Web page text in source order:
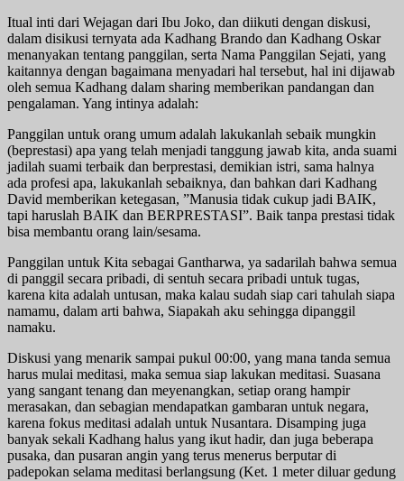
Itual inti dari Wejagan dari Ibu Joko, dan diikuti dengan diskusi,
dalam disikusi ternyata ada Kadhang Brando dan Kadhang Oskar
menanyakan tentang panggilan, serta Nama Panggilan Sejati, yang
kaitannya dengan bagaimana menyadari hal tersebut, hal ini dijawab
oleh semua Kadhang dalam sharing memberikan pandangan dan
pengalaman. Yang intinya adalah:
Panggilan untuk orang umum adalah lakukanlah sebaik mungkin
(beprestasi) apa yang telah menjadi tanggung jawab kita, anda suami
jadilah suami terbaik dan berprestasi, demikian istri, sama halnya
ada profesi apa, lakukanlah sebaiknya, dan bahkan dari Kadhang
David memberikan ketegasan, ”Manusia tidak cukup jadi BAIK,
tapi haruslah BAIK dan BERPRESTASI”. Baik tanpa prestasi tidak
bisa membantu orang lain/sesama.
Panggilan untuk Kita sebagai Gantharwa, ya sadarilah bahwa semua
di panggil secara pribadi, di sentuh secara pribadi untuk tugas,
karena kita adalah untusan, maka kalau sudah siap cari tahulah siapa
namamu, dalam arti bahwa, Siapakah aku sehingga dipanggil
namaku.
Diskusi yang menarik sampai pukul 00:00, yang mana tanda semua
harus mulai meditasi, maka semua siap lakukan meditasi. Suasana
yang sangant tenang dan meyenangkan, setiap orang hampir
merasakan, dan sebagian mendapatkan gambaran untuk negara,
karena fokus meditasi adalah untuk Nusantara. Disamping juga
banyak sekali Kadhang halus yang ikut hadir, dan juga beberapa
pusaka, dan pusaran angin yang terus menerus berputar di
padepokan selama meditasi berlangsung (Ket. 1 meter diluar gedung